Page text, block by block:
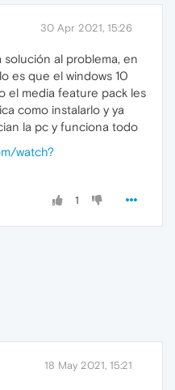
30 Apr 2021, 15:26
al problema, en
es que el windows 10
el media feature pack les
como instalarlo y ya
la pc y funciona todo
watch?
1
18 May 2021, 15:21